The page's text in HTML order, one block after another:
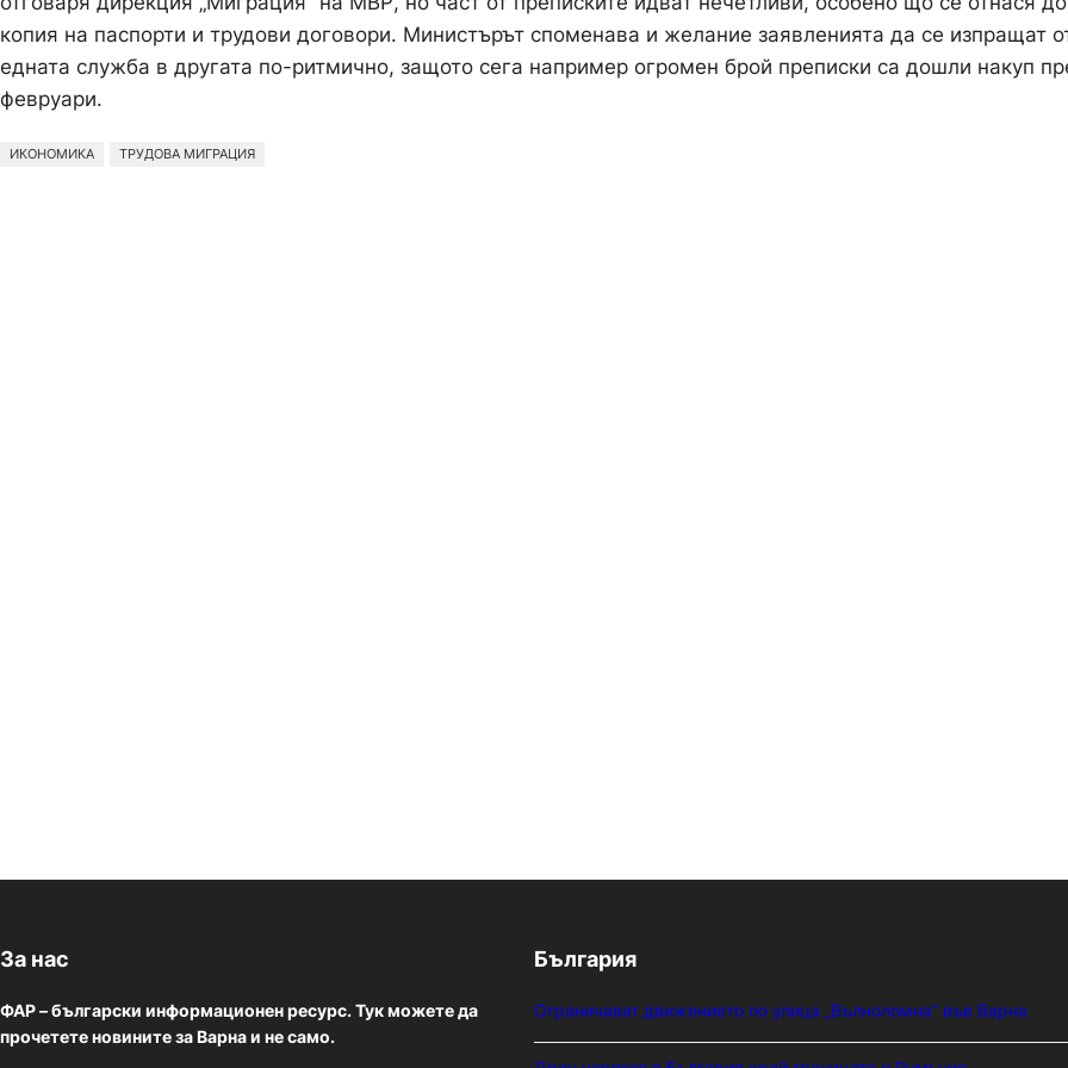
копия на паспорти и трудови договори. Министърът споменава и желание заявленията да се изпращат
едната служба в другата по-ритмично, защото сега например огромен брой преписки са дошли накуп
февруари.
ИКОНОМИКА ТРУДОВА МИГРАЦИЯ
За нас
ФАР – български информационен ресурс. Тук можете да
прочетете новините за Варна и не само.
България
Ограничават движението по улица „Вълноломна“ във Варна